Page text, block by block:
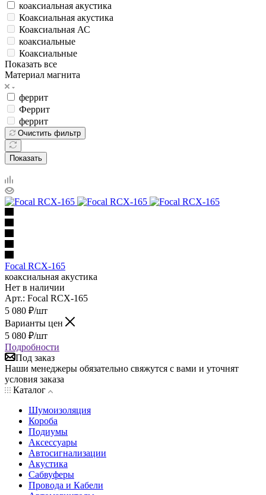
коаксиальная акустика
Коаксиальная акустика
Коаксиальная АС
коаксиальные
Коаксиальные
Показать все
Материал магнита
феррит
Феррит
феррит
Очистить фильтр
Показать
Focal RCX-165
коаксиальная акустика
Нет в наличии
Арт.: Focal RCX-165
5 080 ₽/шт
Варианты цен
5 080 ₽/шт
Подробности
Под заказ
Наши менеджеры обязательно свяжутся с вами и уточнят
условия заказа
Каталог
Шумоизоляция
Короба
Подиумы
Аксессуары
Автосигнализации
Акустика
Сабвуферы
Провода и Кабели